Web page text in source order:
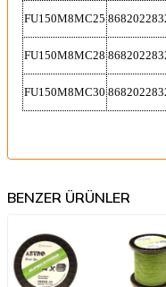
FU150M8MC25
FU150M8MC28
FU150M8MC30
BENZER ÜRÜNLER